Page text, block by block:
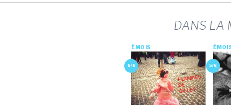
DANS LA
6/6
ÉMOIS
5/6